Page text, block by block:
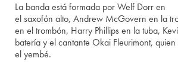
La banda estáformada porWelf Dorren
elsaxofón alto,Andrew McGovern en la
en eltrombón, Harry Phillips en la tuba,
batería y el cantanteOkai Fleurimont,
elyembé.